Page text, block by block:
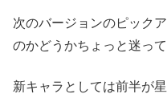
次のバージョンのピック
のかどうかちょっと迷って
新キャラとしては前半が